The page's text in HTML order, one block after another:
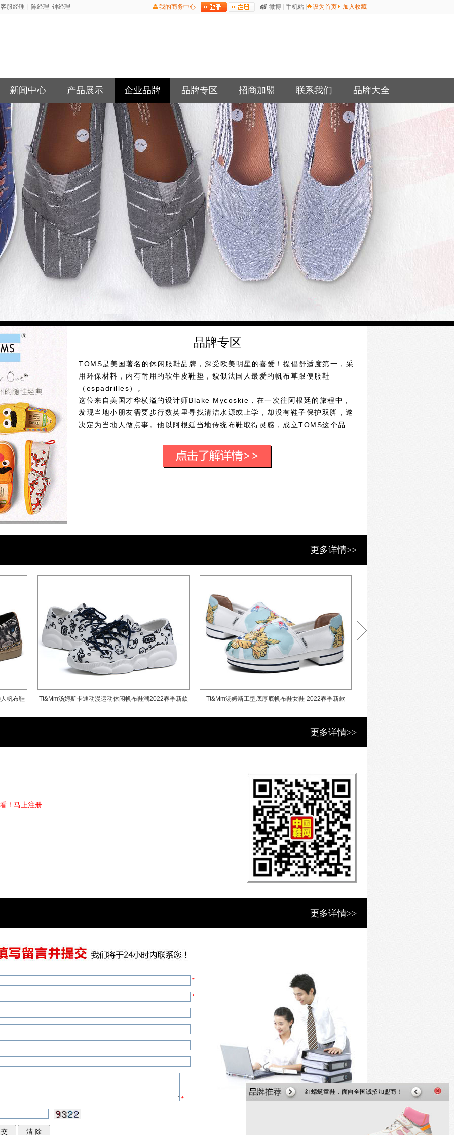
设为首页 加入收藏
手机站
微博
我的商务中心
服经理 陈经理 钟经理
新闻中心 产品展示 企业品牌 品牌专区 招商加盟 联系我们 品牌大全
品牌专区
TOMS是美国著名的休闲服鞋品牌，深受欧美明星的喜爱！提倡舒适度第一，采
用环保材料，内有耐用的软牛皮鞋垫，貌似法国人最爱的帆布草跟便服鞋
（espadrilles）。
这位来自美国才华横溢的设计师Blake Mycoskie，在一次往阿根廷的旅程中，
发现当地小朋友需要步行数英里寻找清洁水源或上学，却没有鞋子保护双脚，遂
决定为当地人做点事。他以阿根廷当地传统布鞋取得灵感，成立TOMS这个品
TOMS的鞋成为了09年大热门，穿上它如进天堂，超级无敌的舒服，舒服到您不
想再穿其他鞋，浑身的压力瞬间全无！鞋面鞋里都是纯棉的，柔软坚韧；软皮鞋
TOMS帆布鞋
toms鞋子在中国 福建莆田 生产。到2013年产量有400多万双，成为帆布鞋潮
流的带领者[1]
在这期间，中国国内有见识的厂家，也开始打造自己的TOMS帆布鞋。国内作的
比较好的有TOMS非凡盛世、快乐玛丽。但是都不如TOMS，正如他们的口
号“做世界上舒适度最好的帆布鞋”
TOMS非凡盛世的帆布鞋用料好，做工精细。穿起来舒适，大方，方便，符合环
保要求，深受好评。是上班族、孕妇、旅行、购物、驾驶的好帮手。
笔者分别举出了她喜爱的环保品牌单品像是鞋子,衣服,泳衣, 化妆品等
其中鞋子部份就是Toms Shoe
并且说 "没有比Toms Shoes 更舒适的鞋子.....”[1]
TOMS SHOES 的创办人Blake Mycoskie创立于美国加州2006年
他们就会捐出一双鞋给阿根廷~南非的儿童~~帮助他们的生活~~
这麽有爱心的行动得到了正面的回应~~造成世界的风潮~~
更多详情>>
帆布鞋 Tt&Mm汤姆斯卡通动漫运动休闲帆布鞋潮2022春季新款 Tt&Mm汤姆斯工型底厚底帆布鞋女鞋-2022春季新款
更多详情>>
！ 马上注册
更多详情>>
*
*
*
红蜻蜓童鞋，面向全国诚招加盟商！